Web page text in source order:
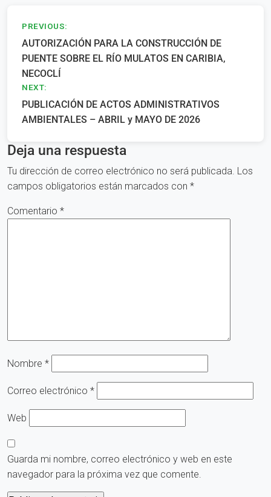
Navegación
de
entradas
PREVIOUS:
AUTORIZACIÓN PARA LA CONSTRUCCIÓN DE
PUENTE SOBRE EL RÍO MULATOS EN CARIBIA,
NECOCLÍ
NEXT:
PUBLICACIÓN DE ACTOS ADMINISTRATIVOS
AMBIENTALES – ABRIL y MAYO DE 2026
Deja una respuesta
Tu dirección de correo electrónico no será publicada. Los
campos obligatorios están marcados con *
Comentario *
Nombre *
Correo electrónico *
Web
Guarda mi nombre, correo electrónico y web en este
navegador para la próxima vez que comente.